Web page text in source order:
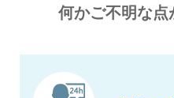
何かご不明な点